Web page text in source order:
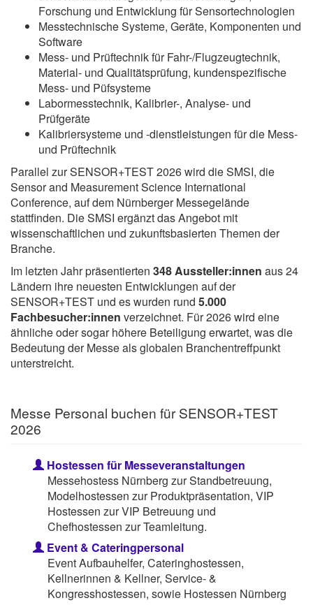
Forschung und Entwicklung für Sensortechnologien
Messtechnische Systeme, Geräte, Komponenten und
Software
Mess- und Prüftechnik für Fahr-/Flugzeugtechnik,
Material- und Qualitätsprüfung, kundenspezifische
Mess- und Püfsysteme
Labormesstechnik, Kalibrier-, Analyse- und
Prüfgeräte
Kalibriersysteme und -dienstleistungen für die Mess-
und Prüftechnik
Parallel zur SENSOR+TEST 2026 wird die SMSI, die
Sensor and Measurement Science International
Conference, auf dem Nürnberger Messegelände
stattfinden. Die SMSI ergänzt das Angebot mit
wissenschaftlichen und zukunftsbasierten Themen der
Branche.
Im letzten Jahr präsentierten 348 Aussteller:innen aus 24
Ländern ihre neuesten Entwicklungen auf der
SENSOR+TEST und es wurden rund 5.000
Fachbesucher:innen verzeichnet. Für 2026 wird eine
ähnliche oder sogar höhere Beteiligung erwartet, was die
Bedeutung der Messe als globalen Branchentreffpunkt
unterstreicht.
Messe Personal buchen für SENSOR+TEST
2026
Hostessen für Messeveranstaltungen
Messehostess Nürnberg zur Standbetreuung,
Modelhostessen zur Produktpräsentation, VIP
Hostessen zur VIP Betreuung und
Chefhostessen zur Teamleitung.
Event & Cateringpersonal
Event Aufbauhelfer, Cateringhostessen,
Kellnerinnen & Kellner, Service- &
Kongresshostessen, sowie Hostessen Nürnberg